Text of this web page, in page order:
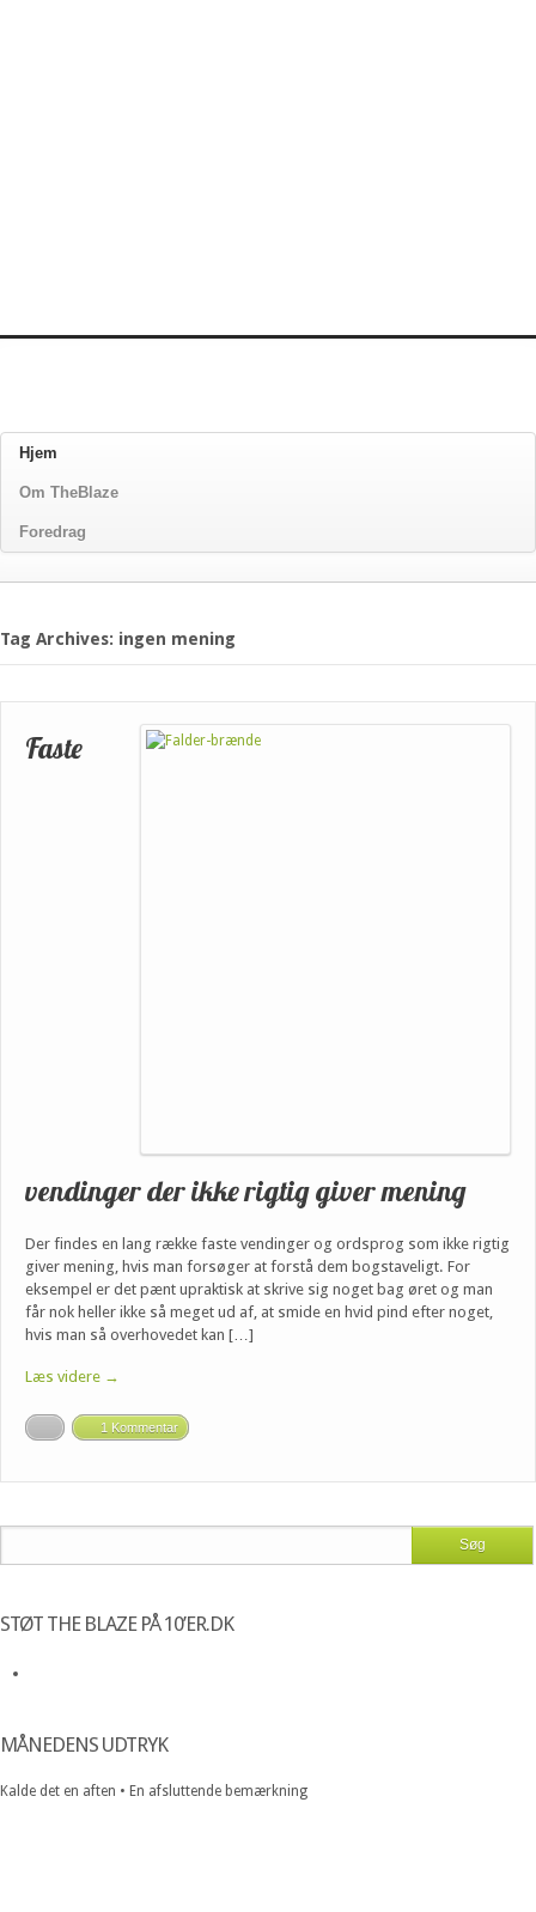
Hjem
Om TheBlaze
Foredrag
Tag Archives: ingen mening
Faste
vendinger der ikke rigtig giver mening
Der findes en lang række faste vendinger og ordsprog som ikke rigtig
giver mening, hvis man forsøger at forstå dem bogstaveligt. For
eksempel er det pænt upraktisk at skrive sig noget bag øret og man
får nok heller ikke så meget ud af, at smide en hvid pind efter noget,
hvis man så overhovedet kan […]
Læs videre →
1 Kommentar
STØT THE BLAZE PÅ 10’ER.DK
MÅNEDENS UDTRYK
Kalde det en aften • En afsluttende bemærkning